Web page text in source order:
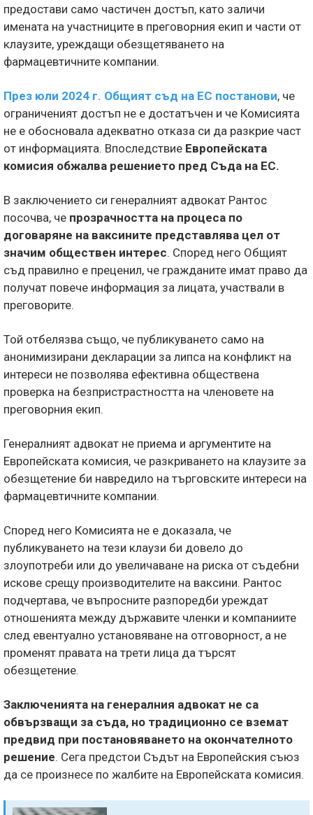
предостави само частичен достъп, като заличи
имената на участниците в преговорния екип и части от
клаузите, уреждащи обезщетяването на
фармацевтичните компании.
През юли 2024 г. Общият съд на ЕС постанови, че
ограниченият достъп не е достатъчен и че Комисията
не е обосновала адекватно отказа си да разкрие част
от информацията. Впоследствие Европейската
комисия обжалва решението пред Съда на ЕС.
В заключението си генералният адвокат Рантос
посочва, че прозрачността на процеса по
договаряне на ваксините представлява цел от
значим обществен интерес. Според него Общият
съд правилно е преценил, че гражданите имат право да
получат повече информация за лицата, участвали в
преговорите.
Той отбелязва също, че публикуването само на
анонимизирани декларации за липса на конфликт на
интереси не позволява ефективна обществена
проверка на безпристрастността на членовете на
преговорния екип.
Генералният адвокат не приема и аргументите на
Европейската комисия, че разкриването на клаузите за
обезщетение би навредило на търговските интереси на
фармацевтичните компании.
Според него Комисията не е доказала, че
публикуването на тези клаузи би довело до
злоупотреби или до увеличаване на риска от съдебни
искове срещу производителите на ваксини. Рантос
подчертава, че въпросните разпоредби уреждат
отношенията между държавите членки и компаниите
след евентуално установяване на отговорност, а не
променят правата на трети лица да търсят
обезщетение.
Заключенията на генералния адвокат не са
обвързващи за съда, но традиционно се вземат
предвид при постановяването на окончателното
решение. Сега предстои Съдът на Европейския съюз
да се произнесе по жалбите на Европейската комисия.